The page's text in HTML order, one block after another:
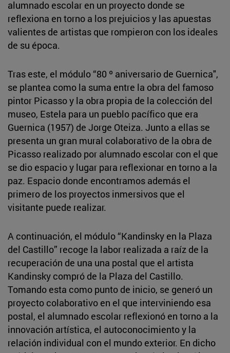
alumnado escolar en un proyecto donde se
reflexiona en torno a los prejuicios y las apuestas
valientes de artistas que rompieron con los ideales
de su época.
Tras este, el módulo “80 º aniversario de Guernica",
se plantea como la suma entre la obra del famoso
pintor Picasso y la obra propia de la colección del
museo, Estela para un pueblo pacífico que era
Guernica (1957) de Jorge Oteiza. Junto a ellas se
presenta un gran mural colaborativo de la obra de
Picasso realizado por alumnado escolar con el que
se dio espacio y lugar para reflexionar en torno a la
paz. Espacio donde encontramos además el
primero de los proyectos inmersivos que el
visitante puede realizar.
A continuación, el módulo “Kandinsky en la Plaza
del Castillo” recoge la labor realizada a raíz de la
recuperación de una una postal que el artista
Kandinsky compró de la Plaza del Castillo.
Tomando esta como punto de inicio, se generó un
proyecto colaborativo en el que interviniendo esa
postal, el alumnado escolar reflexionó en torno a la
innovación artística, el autoconocimiento y la
relación individual con el mundo exterior. En dicho